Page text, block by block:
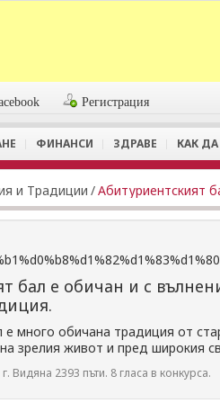
Регистрация
ФИНАНСИ ЗДРАВЕ КАК ДА
и Традиции /
бал е обичан и с
е много обичана традиция от
зрелия живот и пред широкия
Видяна 2393 пъти. 8 гласа в конкурса.